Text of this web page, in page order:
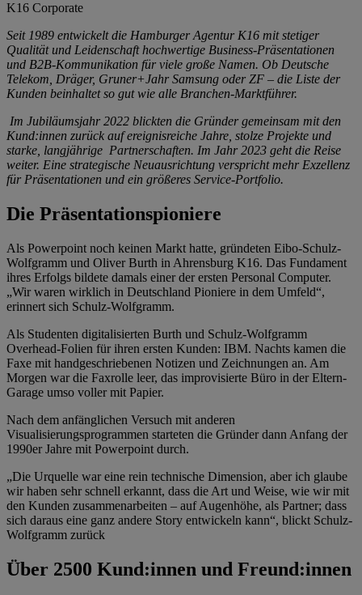
K16 Corporate
Seit 1989 entwickelt die Hamburger Agentur K16 mit stetiger
Qualität und Leidenschaft hochwertige Business-Präsentationen
und B2B-Kommunikation für viele große Namen. Ob Deutsche
Telekom, Dräger, Gruner+Jahr Samsung oder ZF – die Liste der
Kunden beinhaltet so gut wie alle Branchen-Marktführer.
Im Jubiläumsjahr 2022 blickten die Gründer gemeinsam mit den
Kund:innen zurück auf ereignisreiche Jahre, stolze Projekte und
starke, langjährige Partnerschaften. Im Jahr 2023 geht die Reise
weiter. Eine strategische Neuausrichtung verspricht mehr Exzellenz
für Präsentationen und ein größeres Service-Portfolio.
Die Präsentationspioniere
Als Powerpoint noch keinen Markt hatte, gründeten Eibo-Schulz-
Wolfgramm und Oliver Burth in Ahrensburg K16. Das Fundament
ihres Erfolgs bildete damals einer der ersten Personal Computer.
„Wir waren wirklich in Deutschland Pioniere in dem Umfeld“,
erinnert sich Schulz-Wolfgramm.
Als Studenten digitalisierten Burth und Schulz-Wolfgramm
Overhead-Folien für ihren ersten Kunden: IBM. Nachts kamen die
Faxe mit handgeschriebenen Notizen und Zeichnungen an. Am
Morgen war die Faxrolle leer, das improvisierte Büro in der Eltern-
Garage umso voller mit Papier.
Nach dem anfänglichen Versuch mit anderen
Visualisierungsprogrammen starteten die Gründer dann Anfang der
1990er Jahre mit Powerpoint durch.
„Die Urquelle war eine rein technische Dimension, aber ich glaube
wir haben sehr schnell erkannt, dass die Art und Weise, wie wir mit
den Kunden zusammenarbeiten – auf Augenhöhe, als Partner; dass
sich daraus eine ganz andere Story entwickeln kann“, blickt Schulz-
Wolfgramm zurück
Über 2500 Kund:innen und Freund:innen